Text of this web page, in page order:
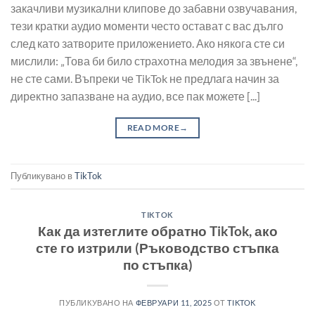
закачливи музикални клипове до забавни озвучавания,
тези кратки аудио моменти често остават с вас дълго
след като затворите приложението. Ако някога сте си
мислили: „Това би било страхотна мелодия за звънене“,
не сте сами. Въпреки че TikTok не предлага начин за
директно запазване на аудио, все пак можете [...]
READ MORE→
Публикувано вTikTok
TIKTOK
Как да изтеглите обратно TikTok, ако
сте го изтрили (Ръководство стъпка
по стъпка)
ПУБЛИКУВАНО НА ФЕВРУАРИ 11, 2025 ОТTIKTOK